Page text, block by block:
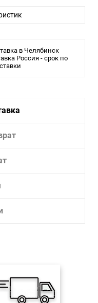
в Челябинск
Россия - срок по